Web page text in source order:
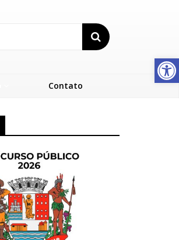
Abrir a barra de ferramentas
Contato